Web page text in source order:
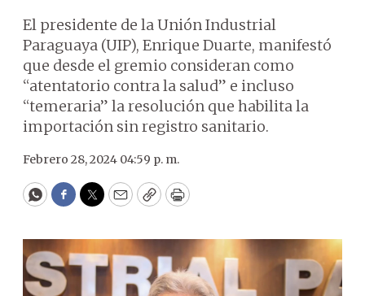
El presidente de la Unión Industrial
Paraguaya (UIP), Enrique Duarte, manifestó
que desde el gremio consideran como
“atentatorio contra la salud” e incluso
“temeraria” la resolución que habilita la
importación sin registro sanitario.
Febrero 28, 2024 04:59 p. m.
WhatsApp
Facebook
Twitter
EmailCopyPrint